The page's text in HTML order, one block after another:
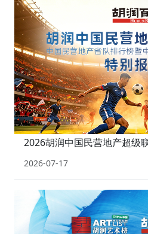
2026胡润中国民营地产超级
2026-07-17